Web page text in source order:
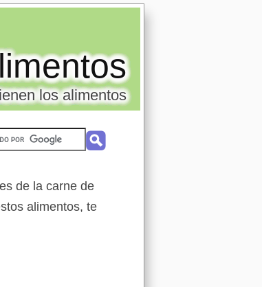
los alimentos
de la carne de
alimentos, te